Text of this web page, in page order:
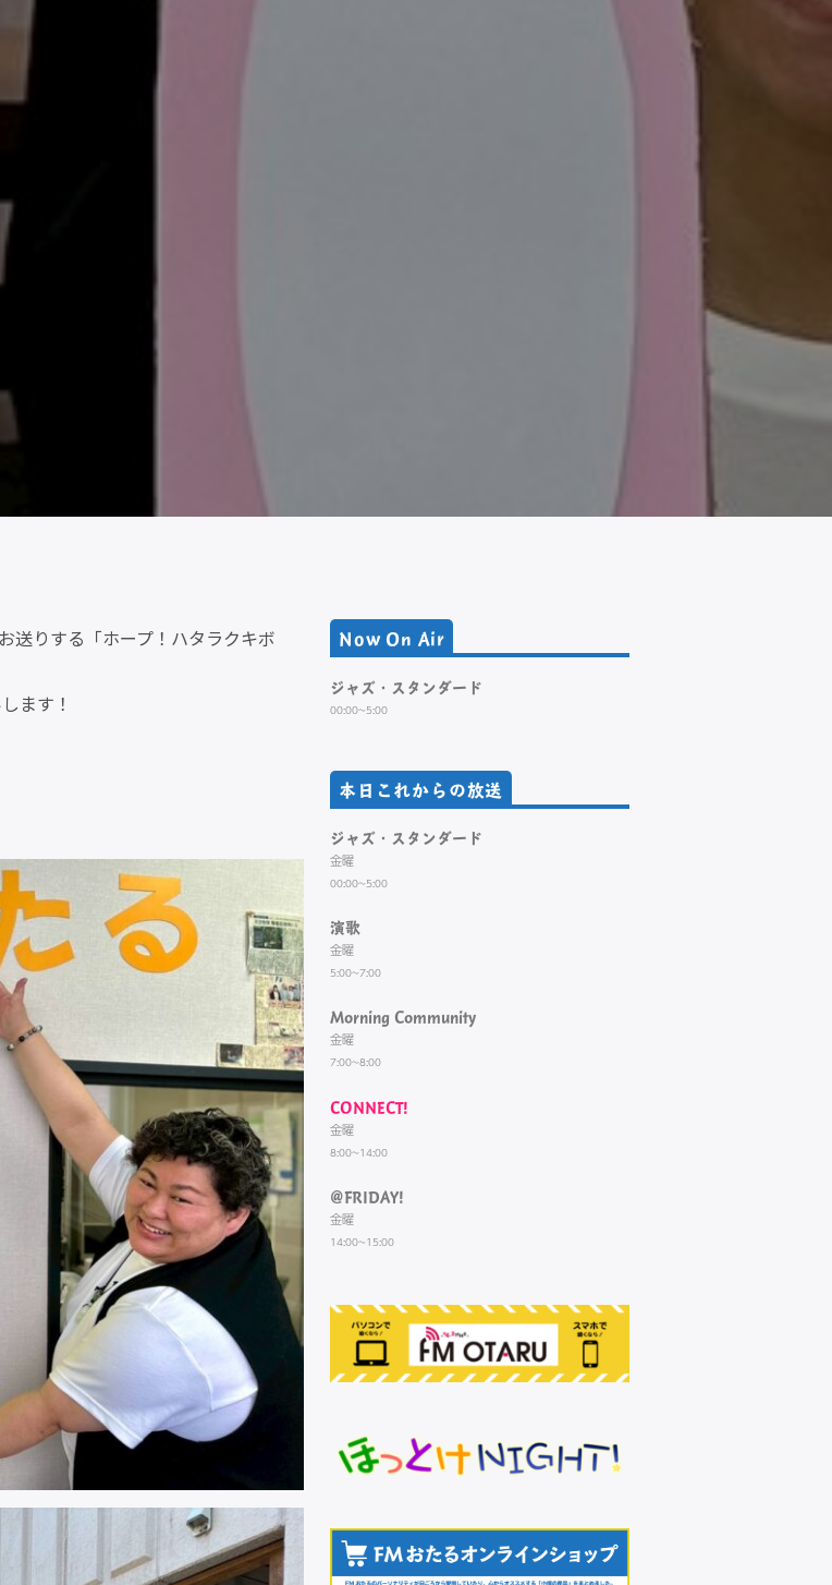
送りする「ホープ！ハタラクキボ
ます！
Now On Air
ジャズ・スタンダード
00:00~5:00
本日これからの放送
ジャズ・スタンダード
金曜
00:00~5:00
演歌
金曜
5:00~7:00
Morning Community
金曜
7:00~8:00
CONNECT!
金曜
8:00~14:00
@FRIDAY!
金曜
14:00~15:00